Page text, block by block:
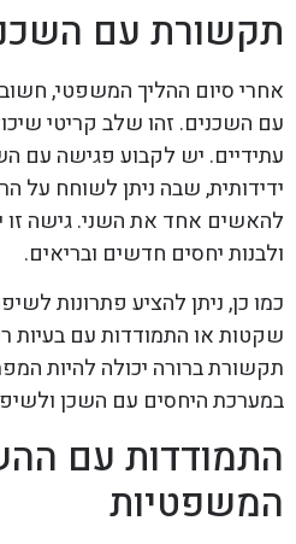
תקשורת עם
אחרי סיום ההליך המשפטי,
עם השכנים. זהו שלב קריטי
עתידיים. יש לקבוע פגישה עם
ידידותית, שבה ניתן לשוחח על
להאשים אחד את השני. גישה זו
ולבנות יחסים חדשים ובריאים.
כמו כן, ניתן להציע פתרונות
שקטות או התמודדות עם בעיות
תקשורת ברורה יכולה להיות
במערכת היחסים עם השכן
התמודדות עם
המשפטיות